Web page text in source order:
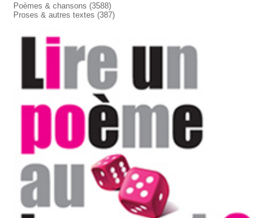
Poèmes & chansons (3588)
Proses & autres textes (387)